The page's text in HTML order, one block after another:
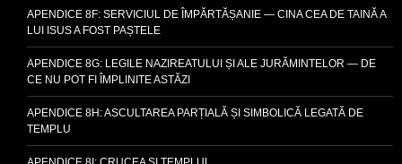
APENDICE 8F: SERVICIUL DE ÎMPĂRTĂȘANIE — CINA CEA DE TAINĂ A
LUI ISUS A FOST PAȘTELE
APENDICE 8G: LEGILE NAZIREATULUI ȘI ALE JURĂMINTELOR — DE
CE NU POT FI ÎMPLINITE ASTĂZI
APENDICE 8H: ASCULTAREA PARȚIALĂ ȘI SIMBOLICĂ LEGATĂ DE
TEMPLU